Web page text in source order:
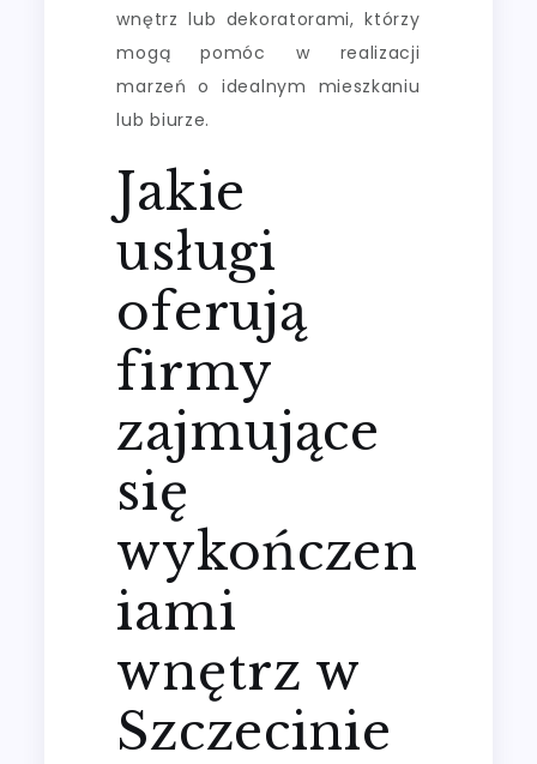
wnętrz lub dekoratorami, którzy
mogą pomóc w realizacji
marzeń o idealnym mieszkaniu
lub biurze.
Jakie
usługi
oferują
firmy
zajmujące
się
wykończen
iami
wnętrz w
Szczecinie